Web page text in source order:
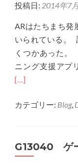
ゲ
ー
ム
提
案
投稿日: 2014年7
ARはたちまち発
いられている。
くつかあった。
ニング支援アプ
[…]
カテゴリー: Blog,
G13040 ゲ